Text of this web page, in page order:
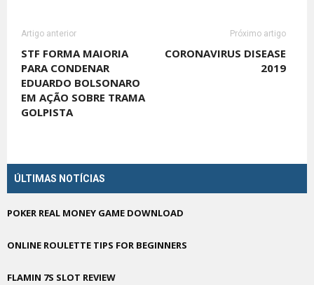
Artigo anterior
STF FORMA MAIORIA
PARA CONDENAR
EDUARDO BOLSONARO
EM AÇÃO SOBRE TRAMA
GOLPISTA
Próximo artigo
CORONAVIRUS DISEASE
2019
ÚLTIMAS NOTÍCIAS
POKER REAL MONEY GAME DOWNLOAD
ONLINE ROULETTE TIPS FOR BEGINNERS
FLAMIN 7S SLOT REVIEW